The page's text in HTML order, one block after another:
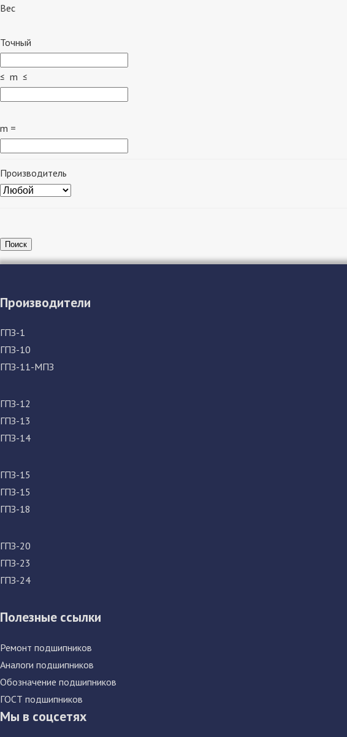
Вес
Точный
≤ m ≤
m =
Производитель
Поиск
Производители
ГПЗ-1
ГПЗ-10
ГПЗ-11-МПЗ
ГПЗ-12
ГПЗ-13
ГПЗ-14
ГПЗ-15
ГПЗ-15
ГПЗ-18
ГПЗ-20
ГПЗ-23
ГПЗ-24
Полезные ссылки
Ремонт подшипников
Аналоги подшипников
Обозначение подшипников
ГОСТ подшипников
Мы в соцсетях